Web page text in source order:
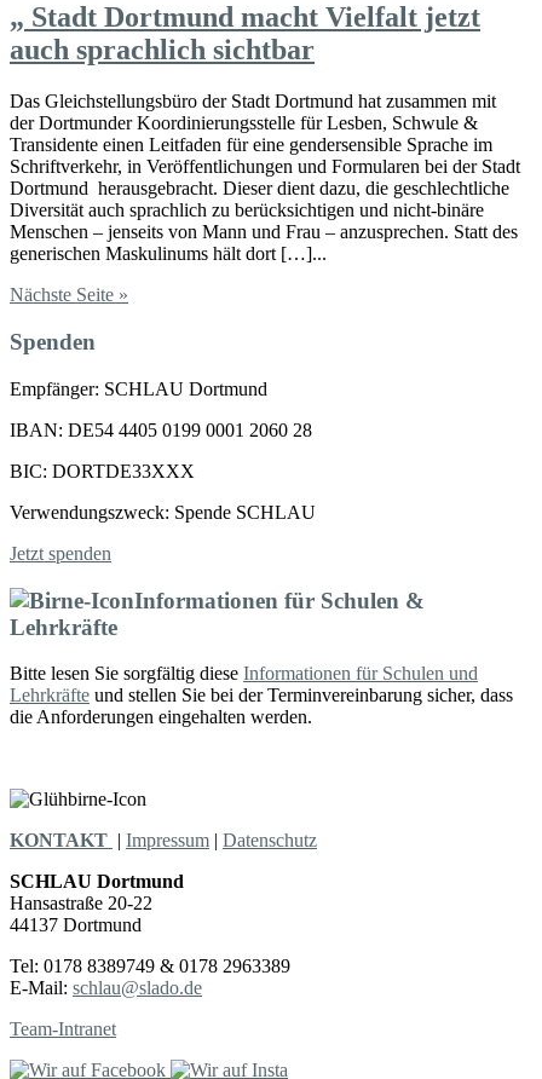
„ Stadt Dortmund macht Vielfalt jetzt
auch sprachlich sichtbar
Das Gleichstellungsbüro der Stadt Dortmund hat zusammen mit
der Dortmunder Koordinierungsstelle für Lesben, Schwule &
Transidente einen Leitfaden für eine gendersensible Sprache im
Schriftverkehr, in Veröffentlichungen und Formularen bei der Stadt
Dortmund herausgebracht. Dieser dient dazu, die geschlechtliche
Diversität auch sprachlich zu berücksichtigen und nicht-binäre
Menschen – jenseits von Mann und Frau – anzusprechen. Statt des
generischen Maskulinums hält dort […]...
Nächste Seite »
Spenden
Empfänger: SCHLAU Dortmund
IBAN: DE54 4405 0199 0001 2060 28
BIC: DORTDE33XXX
Verwendungszweck: Spende SCHLAU
Jetzt spenden
Informationen für Schulen &
Lehrkräfte
Bitte lesen Sie sorgfältig diese Informationen für Schulen und
Lehrkräfte und stellen Sie bei der Terminvereinbarung sicher, dass
die Anforderungen eingehalten werden.
KONTAKT | Impressum | Datenschutz
SCHLAU Dortmund
Hansastraße 20-22
44137 Dortmund
Tel: 0178 8389749 & 0178 2963389
E-Mail: schlau@slado.de
Team-Intranet